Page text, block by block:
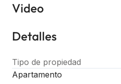
Video
Detalles
Tipo de propiedad
Apartamento